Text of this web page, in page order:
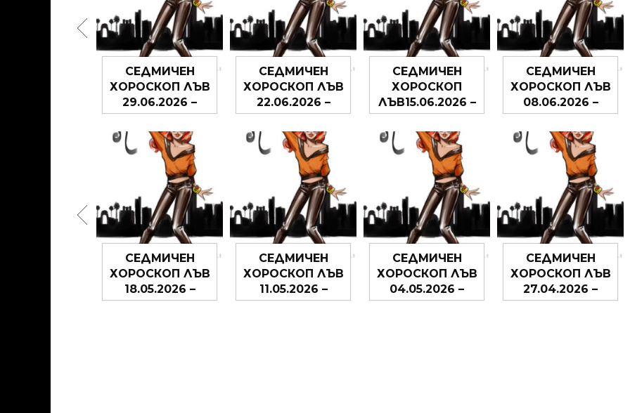
СЕДМИЧЕН
ХОРОСКОП ЛЪВ
29.06.2026 –
05.07.2026
СЕДМИЧЕН
ХОРОСКОП ЛЪВ
22.06.2026 –
28.06.2026
СЕДМИЧЕН
ХОРОСКОП
ЛЪВ15.06.2026 –
21.06.2026
СЕДМИЧЕН
ХОРОСКОП ЛЪВ
08.06.2026 –
14.06.2026
СЕДМИЧЕН
ХОРОСКОП ЛЪВ
18.05.2026 –
24.05.2026
СЕДМИЧЕН
ХОРОСКОП ЛЪВ
11.05.2026 –
17.05.2026
СЕДМИЧЕН
ХОРОСКОП ЛЪВ
04.05.2026 –
10.05.2026
СЕДМИЧЕН
ХОРОСКОП ЛЪВ
27.04.2026 –
03.05.2026